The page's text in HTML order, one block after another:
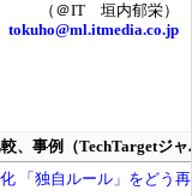
（＠IT 垣内郁栄）
tokuho@ml.itmedia.co.jp